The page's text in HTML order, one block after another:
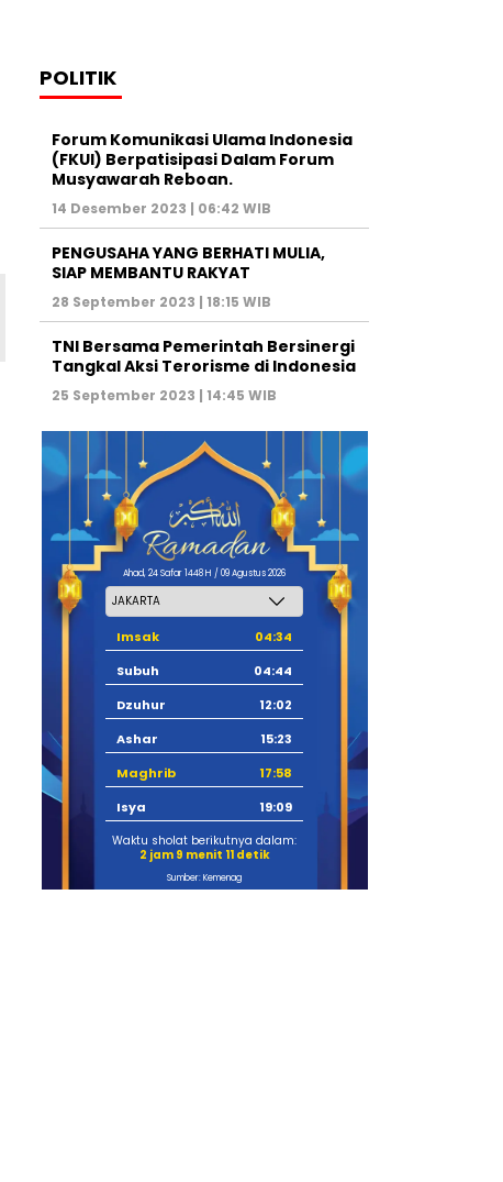
POLITIK
Forum Komunikasi Ulama Indonesia
(FKUI) Berpatisipasi Dalam Forum
Musyawarah Reboan.
14 Desember 2023 | 06:42 WIB
PENGUSAHA YANG BERHATI MULIA,
SIAP MEMBANTU RAKYAT
28 September 2023 | 18:15 WIB
TNI Bersama Pemerintah Bersinergi
Tangkal Aksi Terorisme di Indonesia
25 September 2023 | 14:45 WIB
Ahad, 24 Safar 1448 H / 09 Agustus 2026
Imsak
04:34
Subuh
04:44
Dzuhur
12:02
Ashar
15:23
Maghrib
17:58
Isya
19:09
Waktu sholat berikutnya dalam:
2 jam 9 menit 10 detik
Sumber: Kemenag